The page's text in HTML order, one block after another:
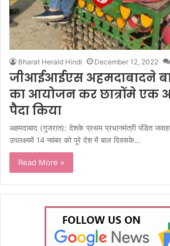
Bharat Herald Hindi December 12, 2022
जीआईआईएस अहमदाबादने
का आयोजन कर छात्रोंमे एक
पैदा किया
अहमदाबाद (गुजरात): देशके प्रथम प्रधानमंत्री पंडित
उपलक्ष्यमें 14 नवंबर को पूरे देश में बाल दिवसके…
Read More »